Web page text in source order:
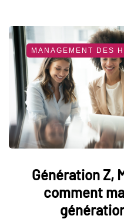
MANAGEMENT DES
Génération Z,
comment